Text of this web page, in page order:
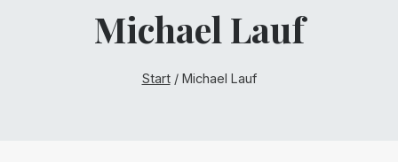
Michael Lauf
Start / Michael Lauf